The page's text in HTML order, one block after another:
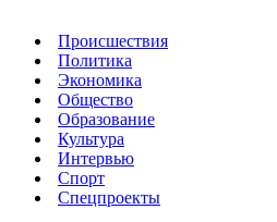
Происшествия
Политика
Экономика
Общество
Образование
Культура
Интервью
Спорт
Спецпроекты